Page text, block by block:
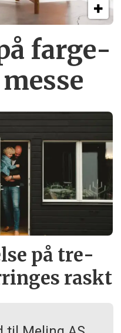
farge­
på tre­
raskt